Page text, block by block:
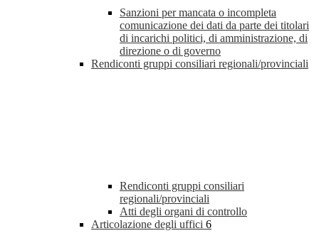
Sanzioni per mancata o incompleta
comunicazione dei dati da parte dei titolari
di incarichi politici, di amministrazione, di
direzione o di governo
Rendiconti gruppi consiliari regionali/provinciali
Rendiconti gruppi consiliari
regionali/provinciali
Atti degli organi di controllo
Articolazione degli uffici 6